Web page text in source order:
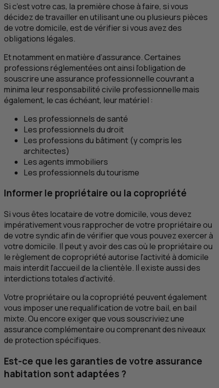
Si c’est votre cas, la première chose à faire, si vous
décidez de travailler en utilisant une ou plusieurs pièces
de votre domicile, est de vérifier si vous avez des
obligations légales.
Et notamment en matière d’assurance. Certaines
professions réglementées ont ainsi l’obligation de
souscrire une assurance professionnelle couvrant a
minima leur responsabilité civile professionnelle mais
également, le cas échéant, leur matériel :
Les professionnels de santé
Les professionnels du droit
Les professions du bâtiment (y compris les
architectes)
Les agents immobiliers
Les professionnels du tourisme
Informer le propriétaire ou la copropriété
Si vous êtes locataire de votre domicile, vous devez
impérativement vous rapprocher de votre propriétaire ou
de votre syndic afin de vérifier que vous pouvez exercer à
votre domicile. Il peut y avoir des cas où le propriétaire ou
le règlement de copropriété autorise l’activité à domicile
mais interdit l’accueil de la clientèle. Il existe aussi des
interdictions totales d’activité.
Votre propriétaire ou la copropriété peuvent également
vous imposer une requalification de votre bail, en bail
mixte. Ou encore exiger que vous souscriviez une
assurance complémentaire ou comprenant des niveaux
de protection spécifiques.
Est-ce que les garanties de votre assurance
habitation sont adaptées ?